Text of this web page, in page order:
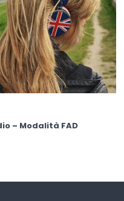
– Modalità FAD